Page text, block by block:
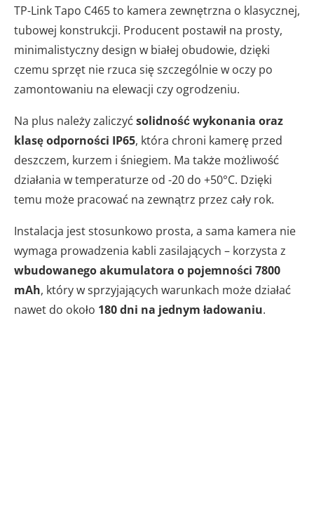
TP-Link Tapo C465 to kamera zewnętrzna o klasycznej,
tubowej konstrukcji. Producent postawił na prosty,
minimalistyczny design w białej obudowie, dzięki
czemu sprzęt nie rzuca się szczególnie w oczy po
zamontowaniu na elewacji czy ogrodzeniu.
Na plus należy zaliczyćsolidność wykonania oraz
klasę odporności IP65, która chroni kamerę przed
deszczem, kurzem i śniegiem. Ma także możliwość
działania w temperaturze od -20 do +50°C. Dzięki
temu może pracować na zewnątrz przez cały rok.
Instalacja jest stosunkowo prosta, a sama kamera nie
wymaga prowadzenia kabli zasilających – korzysta z
wbudowanego akumulatora o pojemności 7800
mAh, który w sprzyjających warunkach może działać
nawet do około 180 dni na jednym ładowaniu.